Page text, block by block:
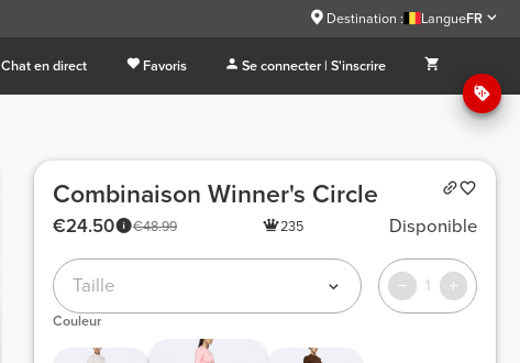
Destination : LangueFR
Chat en direct Favoris Se connecter | S'inscrire
Combinaison Winner's Circle
€48.99
€24.50 235 Disponible
Taille 1
Couleur